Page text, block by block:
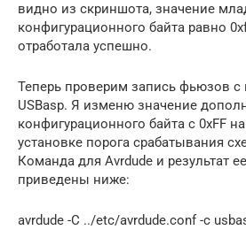
видно из скриншота, значение
конфигурационного байта равно
отработала успешно.
Теперь проверим запись фьюзов
USBasp. Я изменю значение
конфигурационного байта с 0xFF
установке порога срабатывания
Команда для Avrdude и результат
приведены ниже:
avrdude -C ../etc/avrdude.conf -c